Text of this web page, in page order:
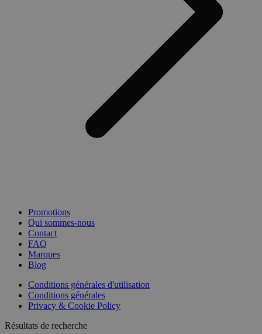
Promotions
Qui sommes-nous
Contact
FAQ
Marques
Blog
Conditions générales d'utilisation
Conditions générales
Privacy & Cookie Policy
Résultats de recherche